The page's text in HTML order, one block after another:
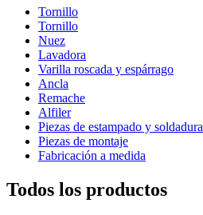
Tornillo
Tornillo
Nuez
Lavadora
Varilla roscada y espárrago
Ancla
Remache
Alfiler
Piezas de estampado y soldadura
Piezas de montaje
Fabricación a medida
Todos los productos